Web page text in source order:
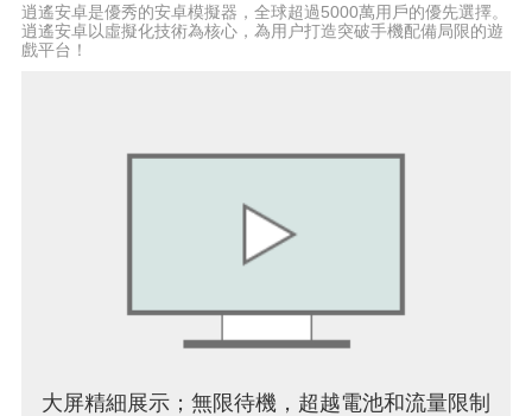
逍遙安卓是優秀的安卓模擬器，全球超過5000萬用戶的優先選擇。
逍遙安卓以虛擬化技術為核心，為用户打造突破手機配備局限的遊
戲平台！
大屏精細展示；無限待機，超越電池和流量限制